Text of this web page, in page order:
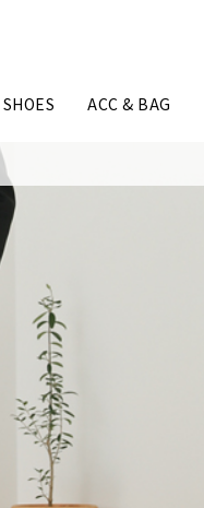
SHOES ACC & BAG